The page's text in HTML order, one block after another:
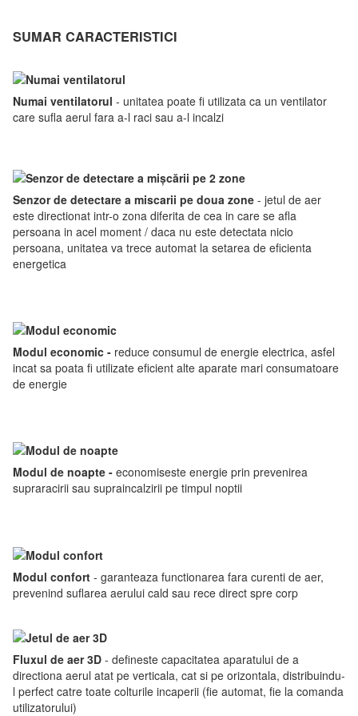
SUMAR CARACTERISTICI
Numai ventilatorul - unitatea poate fi utilizata ca un ventilator
care sufla aerul fara a-l raci sau a-l incalzi
Senzor de detectare a miscarii pe doua zone - jetul de aer
este directionat intr-o zona diferita de cea in care se afla
persoana in acel moment / daca nu este detectata nicio
persoana, unitatea va trece automat la setarea de eficienta
energetica
Modul economic - reduce consumul de energie electrica, asfel
incat sa poata fi utilizate eficient alte aparate mari consumatoare
de energie
Modul de noapte - economiseste energie prin prevenirea
supraracirii sau supraincalzirii pe timpul noptii
Modul confort - garanteaza functionarea fara curenti de aer,
prevenind suflarea aerului cald sau rece direct spre corp
Fluxul de aer 3D - defineste capacitatea aparatului de a
directiona aerul atat pe verticala, cat si pe orizontala, distribuindu-
l perfect catre toate colturile incaperii (fie automat, fie la comanda
utilizatorului)